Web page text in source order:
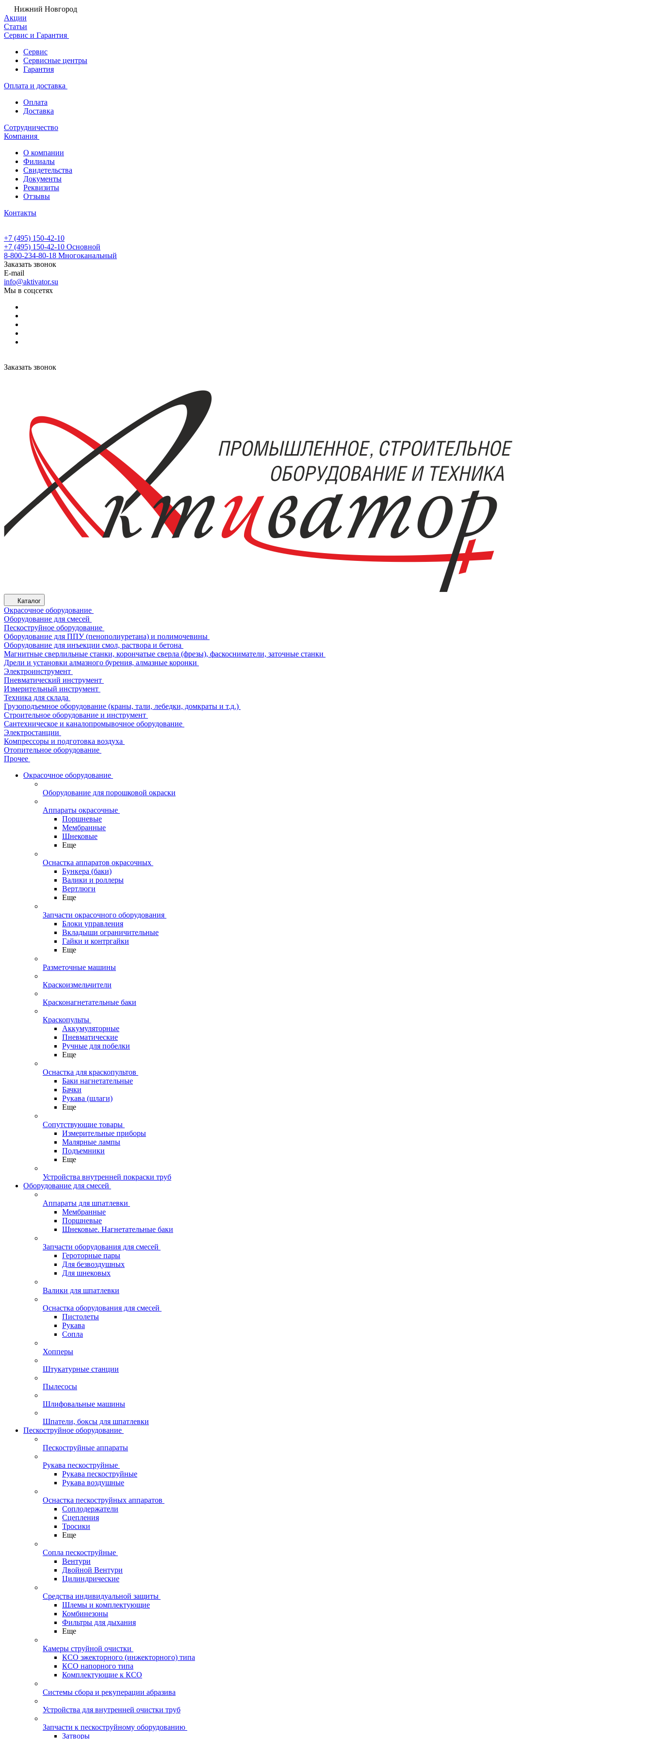
Нижний Новгород
Акции
Статьи
Сервис и Гарантия
Сервис
Сервисные центры
Гарантия
Оплата и доставка
Оплата
Доставка
Сотрудничество
Компания
О компании
Филиалы
Свидетельства
Документы
Реквизиты
Отзывы
Контакты
+7 (495) 150-42-10
+7 (495) 150-42-10 Основной
8-800-234-80-18 Многоканальный
Заказать звонок
E-mail
info@aktivator.su
Мы в соцсетях
Заказать звонок
Каталог
Окрасочное оборудование
Оборудование для смесей
Пескоструйное оборудование
Оборудование для ППУ (пенополиуретана) и полимочевины
Оборудование для инъекции смол, раствора и бетона
Магнитные сверлильные станки, корончатые сверла (фрезы), фаскосниматели, заточные станки
Дрели и установки алмазного бурения, алмазные коронки
Электроинструмент
Пневматический инструмент
Измерительный инструмент
Техника для склада
Грузоподъемное оборудование (краны, тали, лебедки, домкраты и т.д.)
Строительное оборудование и инструмент
Сантехническое и каналопромывочное оборудование
Электростанции
Компрессоры и подготовка воздуха
Отопительное оборудование
Прочее
Окрасочное оборудование
Оборудование для порошковой окраски
Аппараты окрасочные
Поршневые
Мембранные
Шнековые
Еще
Оснастка аппаратов окрасочных
Бункера (баки)
Валики и роллеры
Вертлюги
Еще
Запчасти окрасочного оборудования
Блоки управления
Вкладыши ограничительные
Гайки и контргайки
Еще
Разметочные машины
Краскоизмельчители
Красконагнетательные баки
Краскопульты
Аккумуляторные
Пневматические
Ручные для побелки
Еще
Оснастка для краскопультов
Баки нагнетательные
Бачки
Рукава (шлаги)
Еще
Сопутствующие товары
Измерительные приборы
Малярные лампы
Подъемники
Еще
Устройства внутренней покраски труб
Оборудование для смесей
Аппараты для шпатлевки
Мембранные
Поршневые
Шнековые. Нагнетательные баки
Запчасти оборудования для смесей
Героторные пары
Для безвоздушных
Для шнековых
Валики для шпатлевки
Оснастка оборудования для смесей
Пистолеты
Рукава
Сопла
Хопперы
Штукатурные станции
Пылесосы
Шлифовальные машины
Шпатели, боксы для шпатлевки
Пескоструйное оборудование
Пескоструйные аппараты
Рукава пескоструйные
Рукава пескоструйные
Рукава воздушные
Оснастка пескоструйных аппаратов
Соплодержатели
Сцепления
Тросики
Еще
Сопла пескоструйные
Вентури
Двойной Вентури
Цилиндрические
Средства индивидуальной защиты
Шлемы и комплектующие
Комбинезоны
Фильтры для дыхания
Еще
Камеры струйной очистки
КСО эжекторного (инжекторного) типа
КСО напорного типа
Комплектующие к КСО
Системы сбора и рекуперации абразива
Устройства для внутренней очистки труб
Запчасти к пескоструйному оборудованию
Затворы